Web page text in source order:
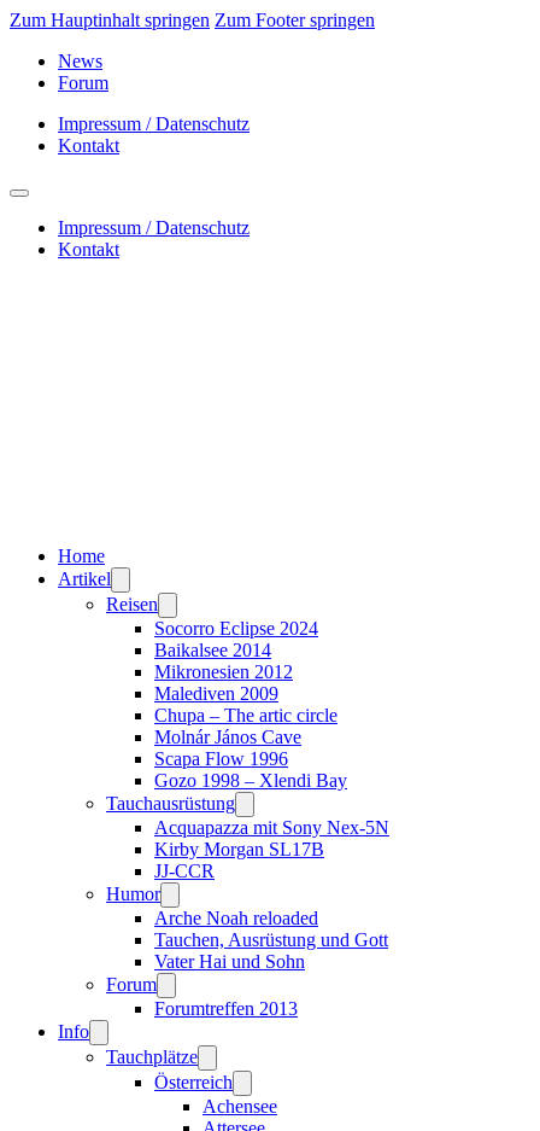
Zum Hauptinhalt springen Zum Footer springen
News
Forum
Impressum / Datenschutz
Kontakt
Impressum / Datenschutz
Kontakt
Home
Artikel
Reisen
Socorro Eclipse 2024
Baikalsee 2014
Mikronesien 2012
Malediven 2009
Chupa – The artic circle
Molnár János Cave
Scapa Flow 1996
Gozo 1998 – Xlendi Bay
Tauchausrüstung
Acquapazza mit Sony Nex-5N
Kirby Morgan SL17B
JJ-CCR
Humor
Arche Noah reloaded
Tauchen, Ausrüstung und Gott
Vater Hai und Sohn
Forum
Forumtreffen 2013
Info
Tauchplätze
Österreich
Achensee